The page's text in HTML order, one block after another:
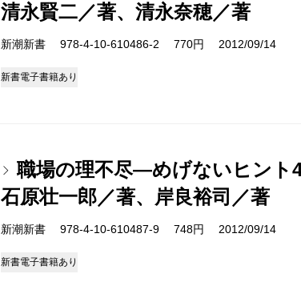
清永賢二／著、清永奈穂／著
新潮新書 978-4-10-610486-2 770円 2012/09/14
新書電子書籍あり
職場の理不尽―めげないヒン
石原壮一郎／著、岸良裕司／著
新潮新書 978-4-10-610487-9 748円 2012/09/14
新書電子書籍あり